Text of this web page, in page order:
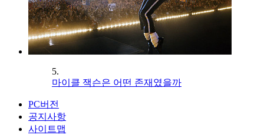
5.
마이클 잭슨은 어떤 존재였을까
PC버전
공지사항
사이트맵